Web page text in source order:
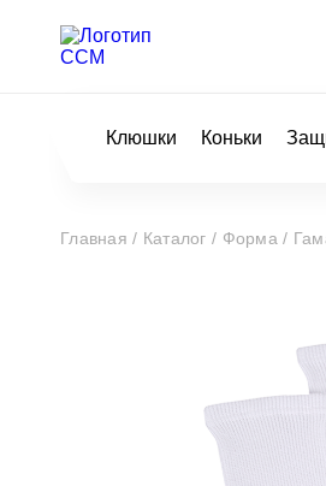
Клюшки Коньки
Главная / Каталог / Форма /